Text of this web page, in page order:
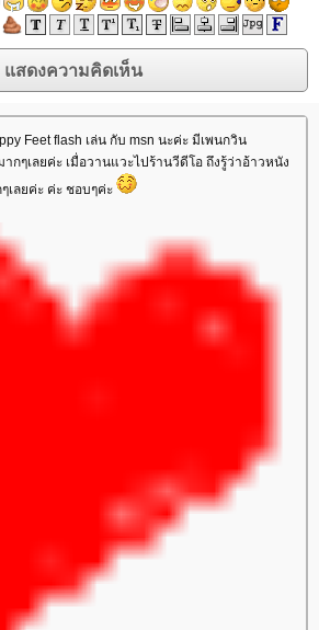
Feet flash เล่น กับ msn นะค่ะ มีเพนกวิน
กๆเลยค่ะ เมื่อวานแวะไปร้านวีดีโอ ถึงรู้ว่าอ้าวหนัง
เลยค่ะ ค่ะ ชอบๆค่ะ